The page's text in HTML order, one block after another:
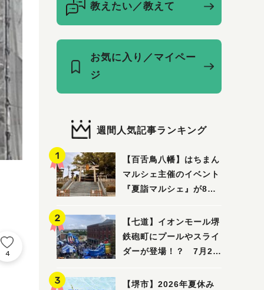
4
教えたい／教えて
お気に入り／マイペー
ジ
週間人気記事ランキング
【百舌鳥八幡】はちまん
マルシェ主催のイベント
『夏詣マルシェ』が8月2
【七道】イオンモール堺
鉄砲町にプールやスライ
ダーが登場！？ 7月25
「赤レンガ広場 Kid's
【堺市】2026年夏休み